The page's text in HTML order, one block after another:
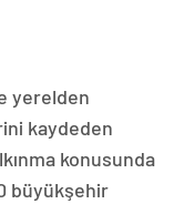
yerelden
kaydeden
konusunda
büyükşehir